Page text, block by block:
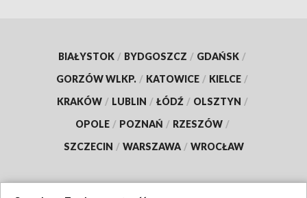
BIAŁYSTOK / BYDGOSZCZ / GDAŃSK /
GORZÓW WLKP. / KATOWICE / KIELCE /
KRAKÓW / LUBLIN / ŁÓDŹ / OLSZTYN /
OPOLE / POZNAŃ / RZESZÓW /
SZCZECIN / WARSZAWA / WROCŁAW